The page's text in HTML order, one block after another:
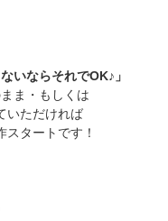
いならそれでOK♪」
ま・もしくは
いただければ
タートです！